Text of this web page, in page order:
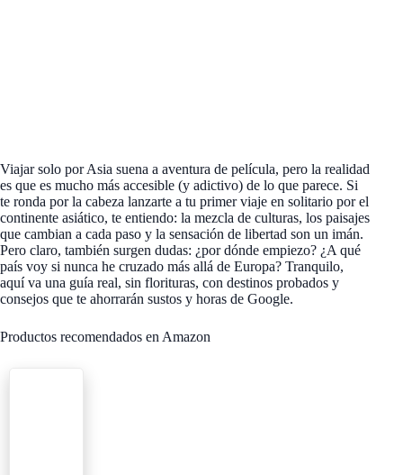
Viajar solo por Asia suena a aventura de película, pero la realidad
es que es mucho más accesible (y adictivo) de lo que parece. Si
te ronda por la cabeza lanzarte a tu primer viaje en solitario por el
continente asiático, te entiendo: la mezcla de culturas, los paisajes
que cambian a cada paso y la sensación de libertad son un imán.
Pero claro, también surgen dudas: ¿por dónde empiezo? ¿A qué
país voy si nunca he cruzado más allá de Europa? Tranquilo,
aquí va una guía real, sin florituras, con destinos probados y
consejos que te ahorrarán sustos y horas de Google.
Productos recomendados en Amazon